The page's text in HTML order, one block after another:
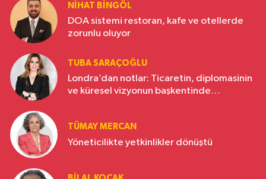
NIHAT BINGÖL
DOA sistemi restoran, kafe ve otellerde
zorunlu oluyor
TUBA SARAÇOĞLU
Londra’dan notlar: Ticaretin, diplomasinin
ve küresel vizyonun başkentinde
TÜMAY MERCAN
Yöneticilikte yetkinlikler dönüştü